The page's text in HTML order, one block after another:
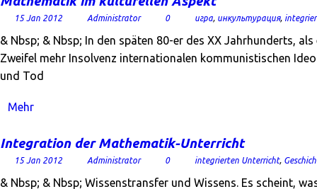
15 Jan 2012 Administrator 0 игра, инкультурация,
& Nbsp; & Nbsp; In den späten 80-er des XX Jahrhunderts,
Zweifel mehr Insolvenz internationalen kommunistischen
und Tod
Mehr
Integration der Mathematik-Unterricht
15 Jan 2012 Administrator 0 integrierten Unterricht,
& Nbsp; & Nbsp; Wissenstransfer und Wissens. Es scheint,